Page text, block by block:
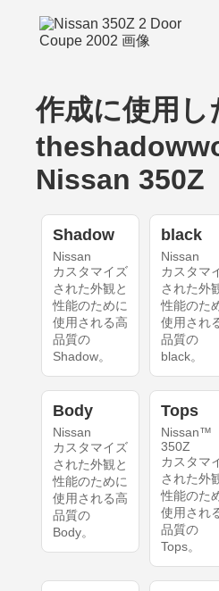
作成に使用し
Nissan 350Z
Shadow
Nissan
カスタマイズ
された外観と
性能のために
使用される高
品質の
Shadow。
black
Nissan
カスタマ
された外
性能のた
使用され
品質の
black。
Body
Nissan
カスタマイズ
された外観と
性能のために
使用される高
品質の
Body。
Tops
Nissan™
350Z
カスタマ
された外
性能のた
使用され
品質の
Tops。